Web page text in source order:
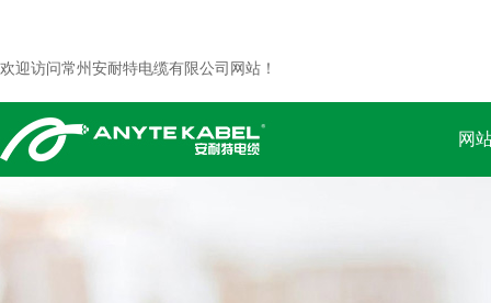
欢迎访问常州安耐特电缆有限公司网站！
网